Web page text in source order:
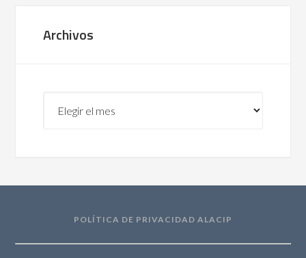
Archivos
POLÍTICA DE PRIVACIDAD ALACIP